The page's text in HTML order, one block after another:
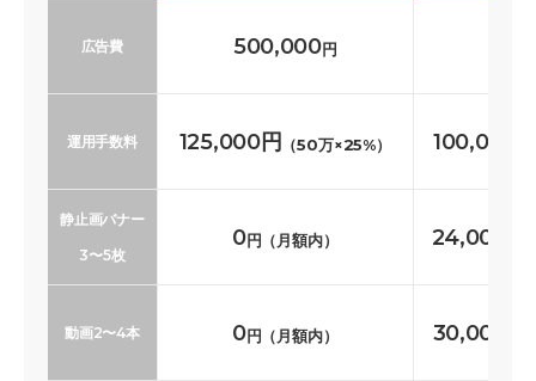
広告費 500,000円
運用手数料 125,000円 （50万×25%） 100,000
静止画バナー
3〜5枚
0円（月額内） 24,000
動画2〜4本 0円（月額内） 30,000